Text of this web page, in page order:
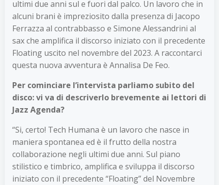
ultimi due anni sul e fuori dal palco. Un lavoro che in
alcuni brani è impreziosito dalla presenza di Jacopo
Ferrazza al contrabbasso e Simone Alessandrini al
sax che amplifica il discorso iniziato con il precedente
Floating uscito nel novembre del 2023. A raccontarci
questa nuova avventura è Annalisa De Feo.
Per cominciare l’intervista parliamo subito del
disco: vi va di descriverlo brevemente ai lettori di
Jazz Agenda?
“Si, certo! Tech Humana è un lavoro che nasce in
maniera spontanea ed è il frutto della nostra
collaborazione negli ultimi due anni. Sul piano
stilistico e timbrico, amplifica e sviluppa il discorso
iniziato con il precedente “Floating” del Novembre